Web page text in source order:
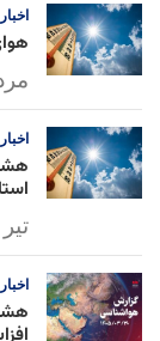
اخبار
مرداد
اخبار
تیر ۲۷, ۱۴۰۵
اخبار